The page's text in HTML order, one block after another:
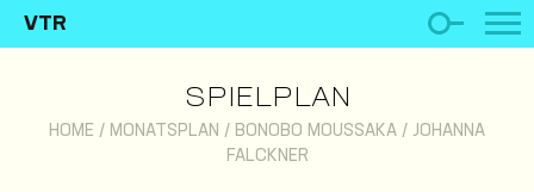
VTR
SPIELPLAN
HOME / MONATSPLAN / BONOBO MOUSSAKA / JOHANNA
FALCKNER